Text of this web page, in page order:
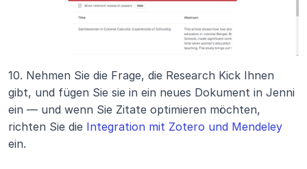
10. Nehmen Sie die Frage, die Research Kick Ihnen
gibt, und fügen Sie sie in ein neues Dokument in Jenni
ein — und wenn Sie Zitate optimieren möchten,
richten Sie die Integration mit Zotero und Mendeley
ein.